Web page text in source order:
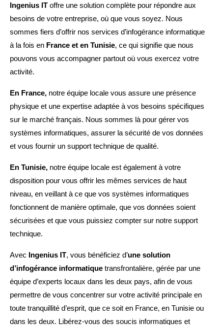
Ingenius IT offre une solution complète pour répondre aux
besoins de votre entreprise, où que vous soyez. Nous
sommes fiers d’offrir nos services d’infogérance informatique
à la fois en France et en Tunisie, ce qui signifie que nous
pouvons vous accompagner partout où vous exercez votre
activité.
En France, notre équipe locale vous assure une présence
physique et une expertise adaptée à vos besoins spécifiques
sur le marché français. Nous sommes là pour gérer vos
systèmes informatiques, assurer la sécurité de vos données
et vous fournir un support technique de qualité.
En Tunisie, notre équipe locale est également à votre
disposition pour vous offrir les mêmes services de haut
niveau, en veillant à ce que vos systèmes informatiques
fonctionnent de manière optimale, que vos données soient
sécurisées et que vous puissiez compter sur notre support
technique.
Avec Ingenius IT, vous bénéficiez d’une solution
d’infogérance informatique transfrontalière, gérée par une
équipe d’experts locaux dans les deux pays, afin de vous
permettre de vous concentrer sur votre activité principale en
toute tranquillité d’esprit, que ce soit en France, en Tunisie ou
dans les deux. Libérez-vous des soucis informatiques et